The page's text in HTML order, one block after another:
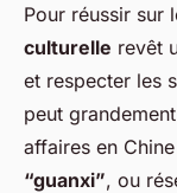
Pour réussir sur
culturelle revêt
et respecter les
peut
affaires en
“guanxi”, ou